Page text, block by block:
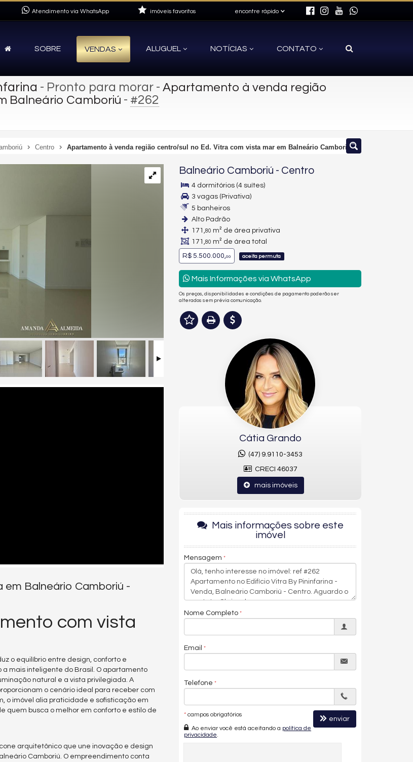
Atendimento via WhatsApp encontre rápido
imóveis favoritos
SOBRE VENDAS ALUGUEL NOTÍCIAS CONTATO
- Pronto para morar - Apartamento à venda região
Balneário Camboriú - #262
Centro Apartamento à venda região centro/sul no Ed. Vitra com vista mar em Balneário Camboriú
Balneário Camboriú -
com vista
o equilíbrio entre design, conforto e
mais inteligente do Brasil. O apartamento
natural e a vista privilegiada. A
o cenário ideal para receber com
o imóvel alia praticidade e sofisticação em
quem busca o melhor em conforto e estilo de
arquitetônico que une inovação e design
Camboriú. O empreendimento conta
Balneário Camboriú - Centro
4 dormitórios (4 suítes)
3 vagas (Privativa)
5 banheiros
Alto Padrão
171,80 m² de área privativa
171,80 m² de área total
R$ 5.500.000,00 aceita permuta
Mais Informações via WhatsApp
Os preços, disponibilidades e condições de pagamento poderão ser
alterados sem prévia comunicação.
Cátia Grando
(47) 9.9110-3453
CRECI 46037
mais imóveis
Mais informações sobre este
imóvel
Mensagem
Nome Completo
Email
Telefone
* campos obrigatórios
Ao enviar você está aceitando a política de
privacidade
enviar